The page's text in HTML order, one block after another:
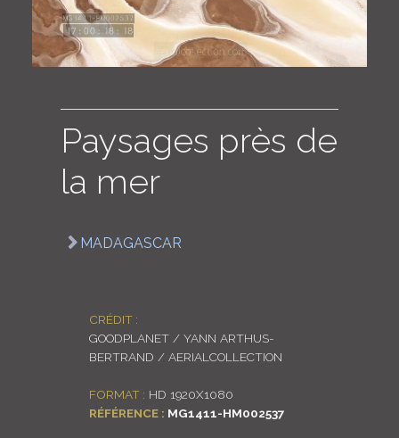
COLLECTIONS
LOGIN
Paysages près de
la mer
MADAGASCAR
CRÉDIT :
GOODPLANET / YANN ARTHUS-
BERTRAND / AERIALCOLLECTION
FORMAT : HD 1920X1080
RÉFÉRENCE : MG1411-HM002537